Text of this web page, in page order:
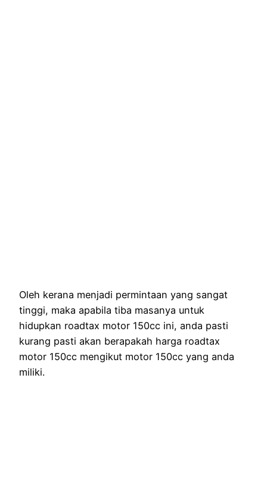
Oleh kerana menjadi permintaan yang sangat
tinggi, maka apabila tiba masanya untuk
hidupkan roadtax motor 150cc ini, anda pasti
kurang pasti akan berapakah harga roadtax
motor 150cc mengikut motor 150cc yang anda
miliki.